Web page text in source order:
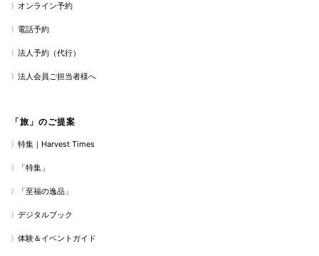
オンライン予約
電話予約
法人予約（代行）
法人会員ご担当者様へ
「旅」のご提案
特集｜Harvest Times
「特集」
「至福の逸品」
デジタルブック
体験＆イベントガイド